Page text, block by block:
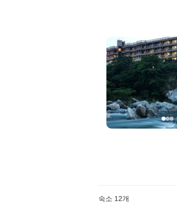
숙소 12개